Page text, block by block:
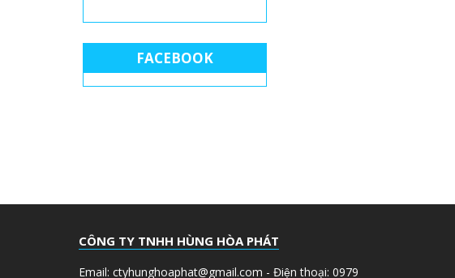
FACEBOOK
CÔNG TY TNHH HÙNG HÒA PHÁT
Email: ctyhunghoaphat@gmail.com - Điện thoại: 0979